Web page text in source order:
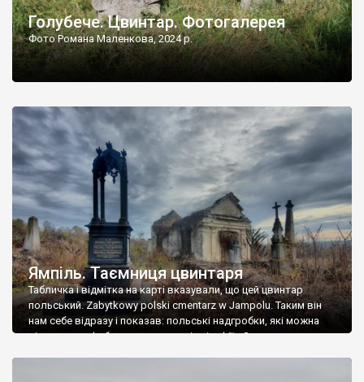
Голубече. Цвинтар. Фотогалерея
Фото Романа Маленкова, 2024 р.
Ямпіль. Таємниця цвинтаря
Табличка і відмітка на карті вказували, що цей цвинтар
польський. Zabytkowy polski cmentarz w Jampolu. Таким він
нам себе відразу і показав: польські надгробки, які можна
віднести до фабричних, польські епітафії… Загалом цвинтар